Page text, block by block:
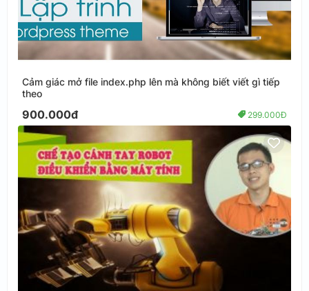
Cảm giác mở file index.php lên mà không biết viết gì tiếp
theo
900.000đ 299.000Đ